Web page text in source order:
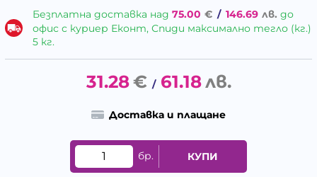
Безплатна доставка над 75.00 € / 146.69 лв. до
офис с куриер Еконт, Спиди максимално тегло (кг.)
5 кг.
31.28€ / 61.18лв.
Доставка и плащане
бр. КУПИ